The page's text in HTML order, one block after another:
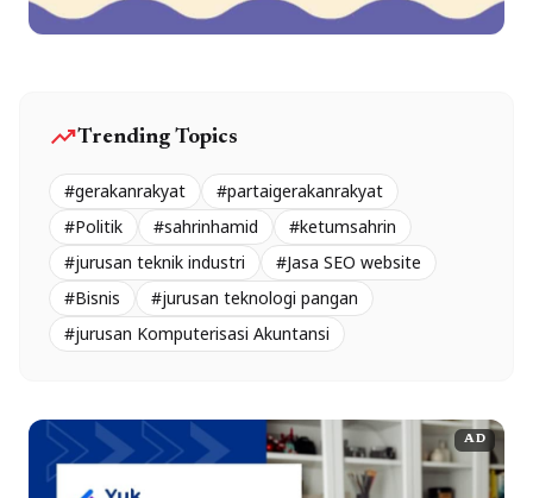
trending_upTrending Topics
#gerakanrakyat
#partaigerakanrakyat
#Politik
#sahrinhamid
#ketumsahrin
#jurusan teknik industri
#Jasa SEO website
#Bisnis
#jurusan teknologi pangan
#jurusan Komputerisasi Akuntansi
AD